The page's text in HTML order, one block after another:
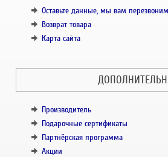
Оставьте данные, мы вам
Возврат товара
Карта сайта
Производитель
Подарочные сертификаты
Партнёрская программа
Акции